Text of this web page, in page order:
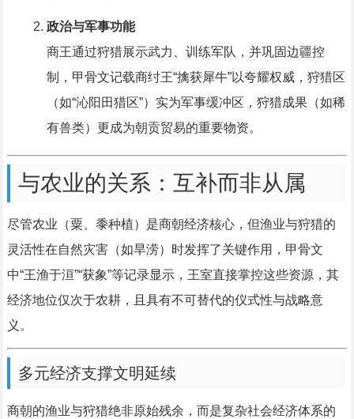
政治与军事功能
商王通过狩猎展示武力、训练军队，并巩固边疆控
制，甲骨文记载商纣王“擒获犀牛”以夸耀权威，狩猎区
（如“沁阳田猎区”）实为军事缓冲区，狩猎成果（如稀
有兽类）更成为朝贡贸易的重要物资。
与农业的关系：互补而非从属
尽管农业（粟、黍种植）是商朝经济核心，但渔业与狩猎的
灵活性在自然灾害（如旱涝）时发挥了关键作用，甲骨文
中“王渔于洹”“获象”等记录显示，王室直接掌控这些资源，其
经济地位仅次于农耕，且具有不可替代的仪式性与战略意
义。
多元经济支撑文明延续
商朝的渔业与狩猎绝非原始残余，而是复杂社会经济体系的